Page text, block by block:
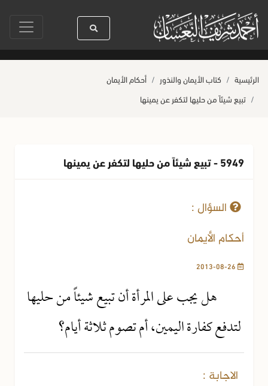
سيدنا رسول الله ﷺ كله رحمة صلاة آخر أربعاء من صفر حياة القلوب
الرئيسية كتاب الأيمان والنذور
أحكام الأيمان
تبيع شيئاً من حليها لتكفر عن يمينها
5949 - تبيع شيئاً من حليها لتكفر عن يمينها
السؤال :
أحكام الأيمان
هل يجب على المرأة أن تبيع شيئاً من حليها
لتدفع كفارة اليمين، أم تصوم ثلاثة أيام؟
الاجابة :